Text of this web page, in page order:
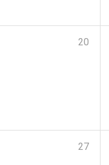
20
27